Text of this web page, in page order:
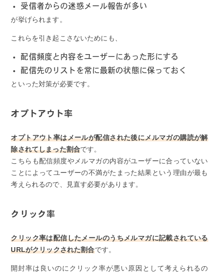
受信者からの迷惑メール報告が多い
が挙げられます。
これらを引き起こさないためにも、
配信頻度と内容をユーザーにあった形にする
配信先のリストを常に最新の状態に保っておく
といった対策が必要です。
オプトアウト率
オプトアウト率はメールが配信された後にメルマガの購読が解
除されてしまった割合です。
こちらも配信頻度やメルマガの内容がユーザーに合っていない
ことによってユーザーの不満がたまった結果という理由が最も
考えられるので、見直す必要があります。
クリック率
クリック率は配信したメールのうちメルマガに記載されている
URLがクリックされた割合です。
開封率は良いのにクリック率が悪い原因として考えられるの